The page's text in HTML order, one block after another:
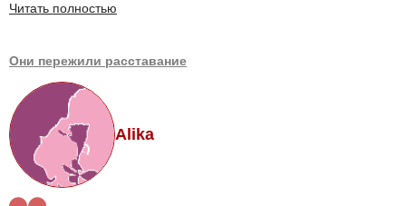
Читать полностью
Они пережили расставание
Alika